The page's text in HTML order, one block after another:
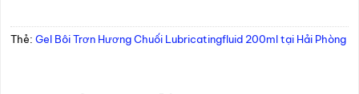
Thẻ: Gel Bôi Trơn Hương Chuối Lubricatingfluid 200ml tại Hải Phòng